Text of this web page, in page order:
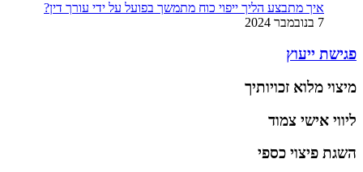
איך מתבצע הליך ייפוי כוח מתמשך בפועל על ידי עורך דין?
7 בנובמבר 2024
פגישת ייעוץ
מיצוי מלוא זכויותיך
ליווי אישי צמוד
השגת פיצוי כספי